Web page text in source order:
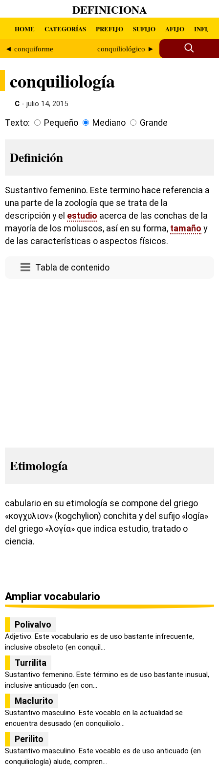
DEFINICIONA
HOME CATEGORÍAS PREFIJO SUFIJO AFIJO INFIJO
◄ conquiforme conquiliológico ►
conquiliología
C - julio 14, 2015
Texto: Pequeño Mediano Grande
Definición
Sustantivo femenino. Este termino hace referencia a
una parte de la zoología que se trata de la
descripción y el estudio acerca de las conchas de la
mayoría de los moluscos, así en su forma, tamaño y
de las características o aspectos físicos.
Tabla de contenido
Etimología
cabulario en su etimología se compone del griego
«κογχυλιον» (kogchylion) conchita y del sufijo «logía»
del griego «λογία» que indica estudio, tratado o
ciencia.
Ampliar vocabulario
Polivalvo
Adjetivo. Este vocabulario es de uso bastante infrecuente,
inclusive obsoleto (en conquil...
Turrilita
Sustantivo femenino. Este término es de uso bastante inusual,
inclusive anticuado (en con...
Maclurito
Sustantivo masculino. Este vocablo en la actualidad se
encuentra desusado (en conquiliolo...
Perilito
Sustantivo masculino. Este vocablo es de uso anticuado (en
conquiliología) alude, compren...